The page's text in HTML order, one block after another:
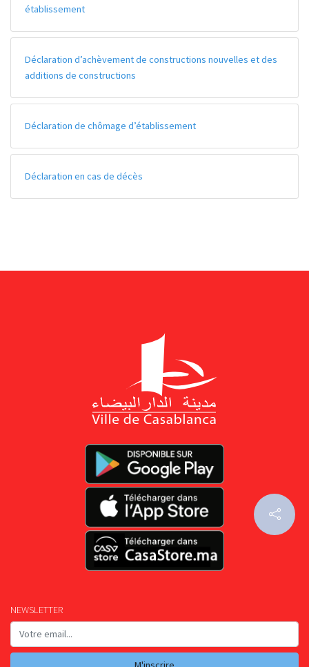
établissement
Déclaration d’achèvement de constructions nouvelles et des
additions de constructions
Déclaration de chômage d’établissement
Déclaration en cas de décès
NEWSLETTER